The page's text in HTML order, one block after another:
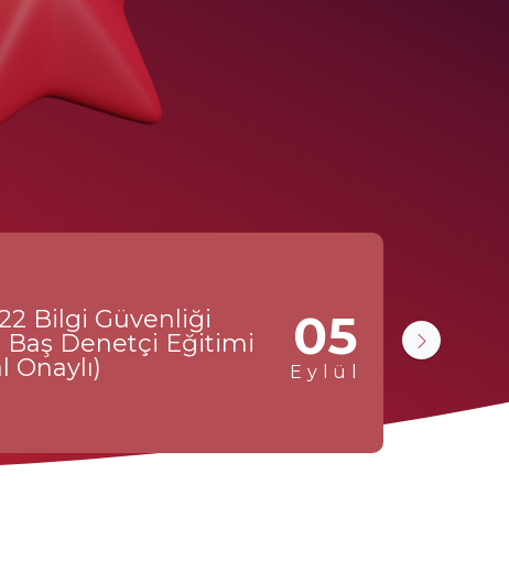
Bilgi Güvenliği
Denetçi Eğitimi
Onaylı)
05
Eylül
ISO
Baş
Onaylı)
Eğitim